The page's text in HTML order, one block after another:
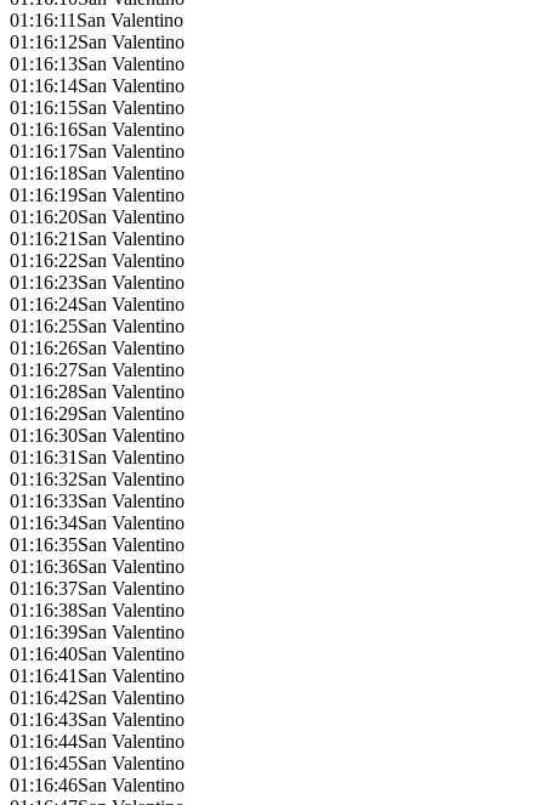
01:16:11San Valentino
01:16:12San Valentino
01:16:13San Valentino
01:16:14San Valentino
01:16:15San Valentino
01:16:16San Valentino
01:16:17San Valentino
01:16:18San Valentino
01:16:19San Valentino
01:16:20San Valentino
01:16:21San Valentino
01:16:22San Valentino
01:16:23San Valentino
01:16:24San Valentino
01:16:25San Valentino
01:16:26San Valentino
01:16:27San Valentino
01:16:28San Valentino
01:16:29San Valentino
01:16:30San Valentino
01:16:31San Valentino
01:16:32San Valentino
01:16:33San Valentino
01:16:34San Valentino
01:16:35San Valentino
01:16:36San Valentino
01:16:37San Valentino
01:16:38San Valentino
01:16:39San Valentino
01:16:40San Valentino
01:16:41San Valentino
01:16:42San Valentino
01:16:43San Valentino
01:16:44San Valentino
01:16:45San Valentino
01:16:46San Valentino